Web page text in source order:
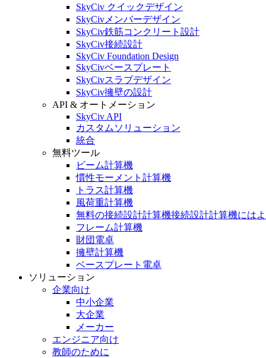
SkyCiv クイックデザイン
SkyCivメンバーデザイン
SkyCiv鉄筋コンクリート設計
SkyCiv接続設計
SkyCiv Foundation Design
SkyCivベースプレート
SkyCivスラブデザイン
SkyCiv擁壁の設計
API & オートメーション
SkyCiv API
カスタムソリューション
統合
無料ツール
ビーム計算機
慣性モーメント計算機
トラス計算機
風荷重計算機
無料の接続設計計算機接続設計計算機には
フレーム計算機
財団電卓
擁壁計算機
ベースプレート電卓
ソリューション
企業向け
中小企業
大企業
メーカー
エンジニア向け
教師のために